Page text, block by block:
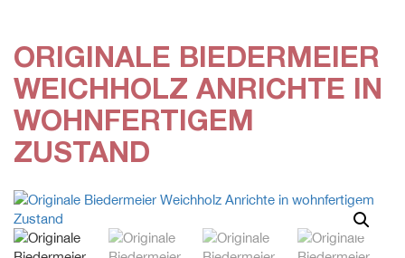
ORIGINALE BIEDERMEIER
WEICHHOLZ ANRICHTE IN
WOHNFERTIGEM
ZUSTAND